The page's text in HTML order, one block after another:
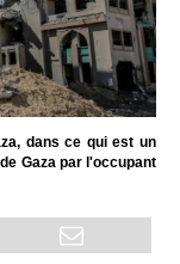
dans ce qui est un
Gaza par l'occupant